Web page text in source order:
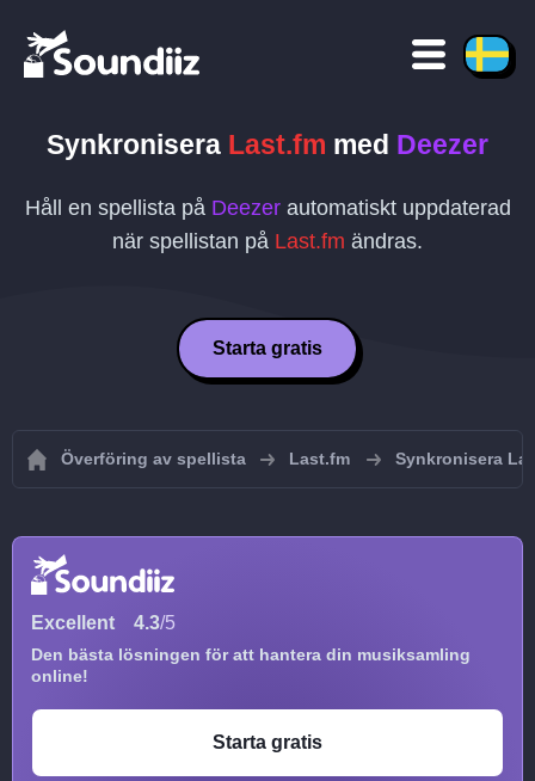
Synkronisera Last.fm med Deezer
Håll en spellista på Deezerautomatiskt uppdaterad
när spellistan på Last.fm ändras.
Starta gratis
Överföring av spellista Last.fm Synkronisera
Excellent 4.3/5
Den bästa lösningen för att hantera din musiksamling
online!
Starta gratis